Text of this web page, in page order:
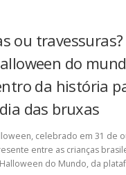
ou
do
da história
das bruxas
celebrado em 31 de
entre as crianças
do Mundo, da